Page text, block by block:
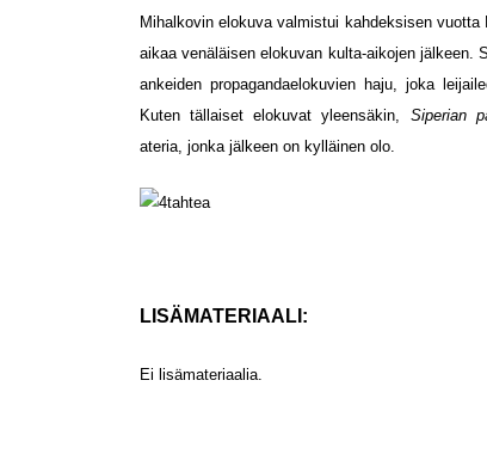
Mihalkovin elokuva valmistui kahdeksisen
aikaa venäläisen elokuvan kulta-aikojen jälkeen.
ankeiden propagandaelokuvien haju, joka
Kuten tällaiset elokuvat yleensäkin, Siperian
ateria, jonka jälkeen on kylläinen olo.
LISÄMATERIAALI:
Ei lisämateriaalia.